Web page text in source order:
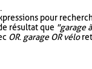
pour
résultat que "garage
OR. garage OR vélo